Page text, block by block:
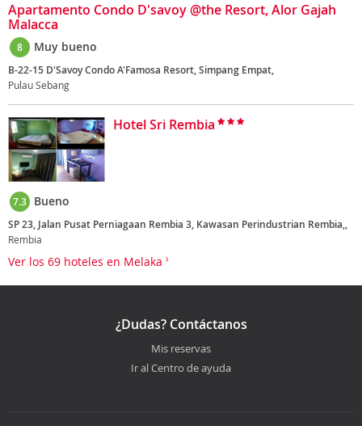
Apartamento Condo D'savoy @the Resort, Alor Gajah
Malacca
8 Muy bueno
B-22-15 D'Savoy Condo A'Famosa Resort, Simpang Empat,
Pulau Sebang
Hotel Sri Rembia
7.3 Bueno
SP 23, Jalan Pusat Perniagaan Rembia 3, Kawasan Perindustrian Rembia,,
Rembia
Ver los 69 hoteles en Melaka
¿Dudas? Contáctanos
Mis reservas
Ir al Centro de ayuda